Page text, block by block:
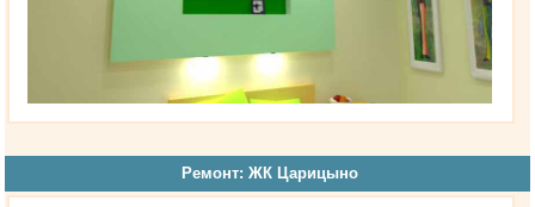
Ремонт: ЖК Царицыно